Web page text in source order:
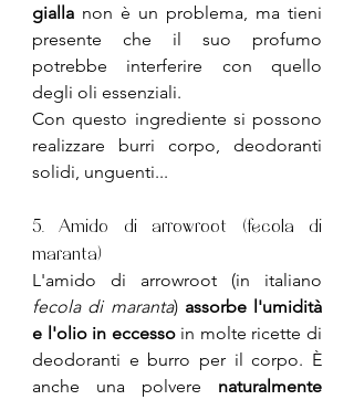
gialla non è un problema, ma tieni
presente che il suo profumo
potrebbe interferire con quello
degli oli essenziali.
Con questo ingrediente si possono
realizzare burri corpo, deodoranti
solidi, unguenti...
5. Amido di arrowroot (fecola di
maranta)
fecola di maranta) assorbe l'umidità
e l'olio in eccesso in molte ricette di
deodoranti e burro per il corpo. È
anche una polvere naturalmente